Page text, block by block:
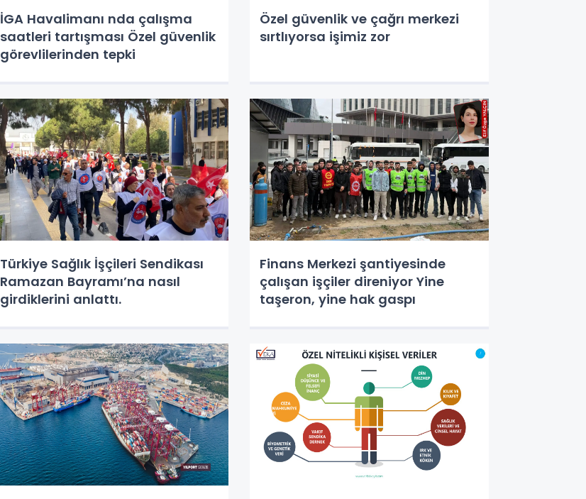
İGA Havalimanı nda çalışma
saatleri tartışması Özel güvenlik
görevlilerinden tepki
Özel güvenlik ve çağrı merkezi
sırtlıyorsa işimiz zor
Türkiye Sağlık İşçileri Sendikası
Ramazan Bayramı’na nasıl
girdiklerini anlattı.
Finans Merkezi şantiyesinde
çalışan işçiler direniyor Yine
taşeron, yine hak gaspı